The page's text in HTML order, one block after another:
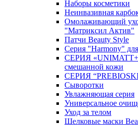
Наборы косметики
Неинвазивная
Омолаживающий
"Матриксил Актив"
Патчи Beauty Style
Серия "Harmony"
СЕРИЯ
смешанной кожи
СЕРИЯ
Сыворотки
Увлажняющая серия
Универсальное
Уход за телом
Шелковые маски